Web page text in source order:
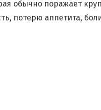
обычно поражает
потерю аппетита,